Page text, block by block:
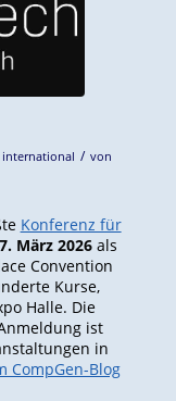
international / von
Konferenz für
März 2026als
Convention
Kurse,
Halle. Die
ist
in
CompGen-Blog